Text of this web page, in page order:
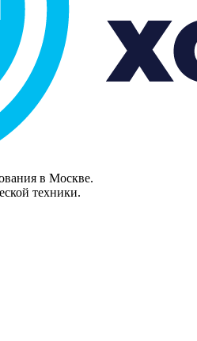
в Москве.
техники.